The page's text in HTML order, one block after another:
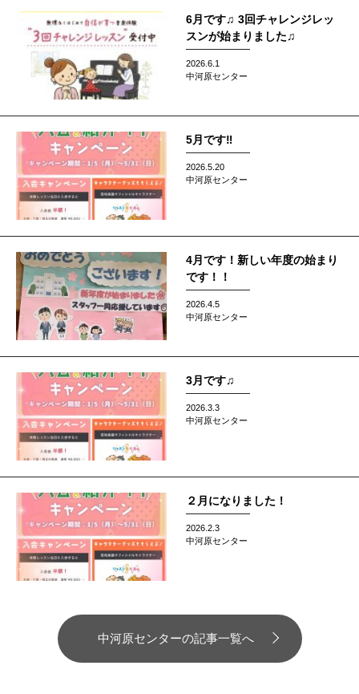
6月です♫ 3回チャレンジレッ
スンが始まりました♫
2026.6.1
中河原センター
5月です‼️
2026.5.20
中河原センター
4月です！新しい年度の始まり
です！！
2026.4.5
中河原センター
3月です♫
2026.3.3
中河原センター
２月になりました！
2026.2.3
中河原センター
中河原センターの記事一覧へ